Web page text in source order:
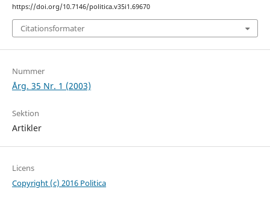
https://doi.org/10.7146/politica.v35i1.69670
Citationsformater
Nummer
Årg. 35 Nr. 1 (2003)
Sektion
Artikler
Licens
Copyright (c) 2016 Politica